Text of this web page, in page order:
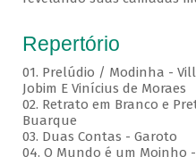
Repertório
01. Prelúdio / Modinha -
Jobim E Vinícius de Moraes
02. Retrato em Branco e
Buarque
03. Duas Contas - Garoto
04. O Mundo é um Moinho